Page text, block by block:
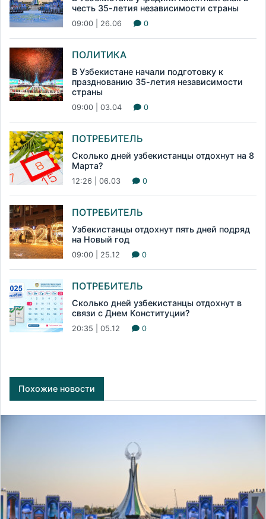
честь 35-летия независимости страны
09:00 | 26.06 0
ПОЛИТИКА
В Узбекистане начали подготовку к
празднованию 35-летия независимости
страны
09:00 | 03.04 0
ПОТРЕБИТЕЛЬ
Сколько дней узбекистанцы отдохнут на 8
Марта?
12:26 | 06.03 0
ПОТРЕБИТЕЛЬ
Узбекистанцы отдохнут пять дней подряд
на Новый год
09:00 | 25.12 0
ПОТРЕБИТЕЛЬ
Сколько дней узбекистанцы отдохнут в
связи с Днем Конституции?
20:35 | 05.12 0
Похожие новости